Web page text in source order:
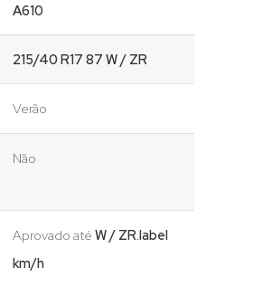
A610
215/40 R17 87 W / ZR
Verão
Não
Aprovado atéW / ZR.label
km/h